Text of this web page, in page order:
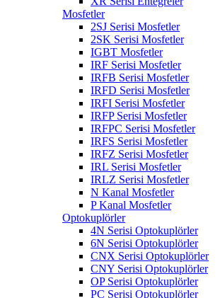
Mosfetler
2SJ Serisi Mosfetler
2SK Serisi Mosfetler
IGBT Mosfetler
IRF Serisi Mosfetler
IRFB Serisi Mosfetler
IRFD Serisi Mosfetler
IRFI Serisi Mosfetler
IRFP Serisi Mosfetler
IRFPC Serisi Mosfetler
IRFS Serisi Mosfetler
IRFZ Serisi Mosfetler
IRL Serisi Mosfetler
IRLZ Serisi Mosfetler
N Kanal Mosfetler
P Kanal Mosfetler
Optokuplörler
4N Serisi Optokuplörler
6N Serisi Optokuplörler
CNX Serisi Optokuplörler
CNY Serisi Optokuplörler
OP Serisi Optokuplörler
PC Serisi Optokuplörler